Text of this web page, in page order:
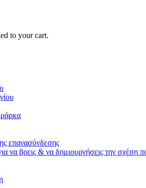
to your cart.
επανασύνδεσης
να βρεις & να δημιουργήσεις την σχέση